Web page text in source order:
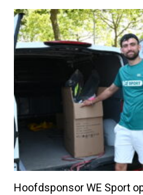
Hoofdsponsor WE Sport